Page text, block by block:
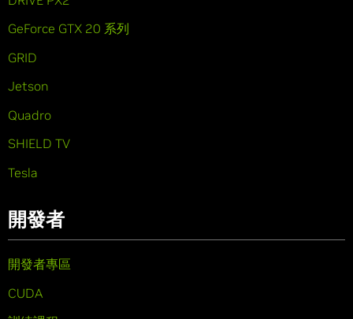
GeForce GTX 20 系列
GRID
Jetson
Quadro
SHIELD TV
Tesla
開發者
開發者專區
CUDA